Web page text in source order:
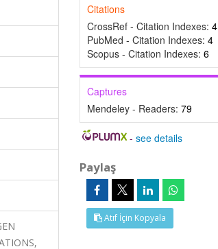
Citations
CrossRef - Citation Indexes: 4
PubMed - Citation Indexes: 4
Scopus - Citation Indexes: 6
Captures
Mendeley - Readers: 79
-see details
Paylaş
Atıf İçin Kopyala